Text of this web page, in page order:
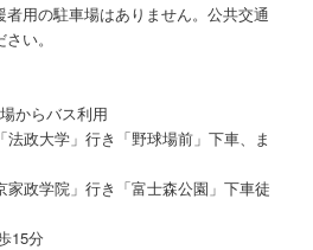
用の駐車場はありません。公共交通
い。
からバス利用
政大学」行き「野球場前」下車、ま
家政学院」行き「富士森公園」下車徒
15分